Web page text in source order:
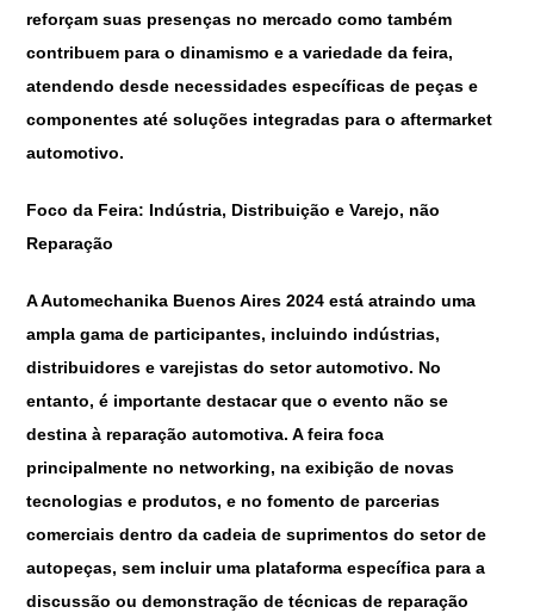
reforçam suas presenças no mercado como também
contribuem para o dinamismo e a variedade da feira,
atendendo desde necessidades específicas de peças e
componentes até soluções integradas para o aftermarket
automotivo.
Foco da Feira: Indústria, Distribuição e Varejo, não
Reparação
A Automechanika Buenos Aires 2024 está atraindo uma
ampla gama de participantes, incluindo indústrias,
distribuidores e varejistas do setor automotivo. No
entanto, é importante destacar que o evento não se
destina à reparação automotiva. A feira foca
principalmente no networking, na exibição de novas
tecnologias e produtos, e no fomento de parcerias
comerciais dentro da cadeia de suprimentos do setor de
autopeças, sem incluir uma plataforma específica para a
discussão ou demonstração de técnicas de reparação